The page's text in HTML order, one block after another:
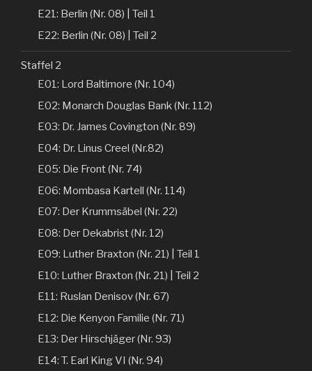
E21: Berlin (Nr. 08) | Teil 1
E22: Berlin (Nr. 08) | Teil 2
Staffel 2
E01: Lord Baltimore (Nr. 104)
E02: Monarch Douglas Bank (Nr. 112)
E03: Dr. James Covington (Nr. 89)
E04: Dr. Linus Creel (Nr.82)
E05: Die Front (Nr. 74)
E06: Mombasa Kartell (Nr. 114)
E07: Der Krummsäbel (Nr. 22)
E08: Der Dekabrist (Nr. 12)
E09: Luther Braxton (Nr. 21) | Teil 1
E10: Luther Braxton (Nr. 21) | Teil 2
E11: Ruslan Denisov (Nr. 67)
E12: Die Kenyon Familie (Nr. 71)
E13: Der Hirschjäger (Nr. 93)
E14: T. Earl King VI (Nr. 94)